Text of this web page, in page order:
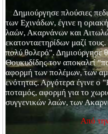
Δημιούργησε πλούσιες
των Εχινάδων, έγινε η
λαών, Ακαρνάνων και
εκατονταετηρίδων μαζί
πολύ θολερό". Δημιούργησε
Θουκυδίδης τον αποκαλεί
αφορμή των πολέμων, των
ενότητας. Αργότερα έγινε
ποταμός, αφορμή για το
συγγενικών λαών, των
Από